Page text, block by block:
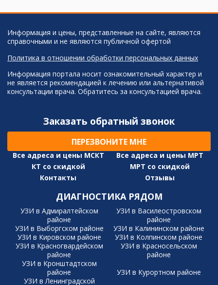
Информация и цены, представленные на сайте, являются
справочными и не являются публичной офертой
Политика в отношении обработки персональных данных
Информация портала носит ознакомительный характер и
не является рекомендацией к лечению или альтернативой
консультации врача. Обратитесь за консультацией врача.
Заказать обратный звонок
ПЕРЕЗВОНИТЕ МНЕ
Все адреса и цены МСКТ
Все адреса и цены МРТ
КТ со скидкой
МРТ со скидкой
Контакты
Отзывы
ДИАГНОСТИКА РЯДОМ
УЗИ в Адмиралтейском
районе
УЗИ в Василеостровском
районе
УЗИ в Выборгском районе
УЗИ в Калининском районе
УЗИ в Кировском районе
УЗИ в Колпинском районе
УЗИ в Красногвардейском
районе
УЗИ в Красносельском
районе
УЗИ в Кронштадтском
районе
УЗИ в Курортном районе
УЗИ в Ленинградской